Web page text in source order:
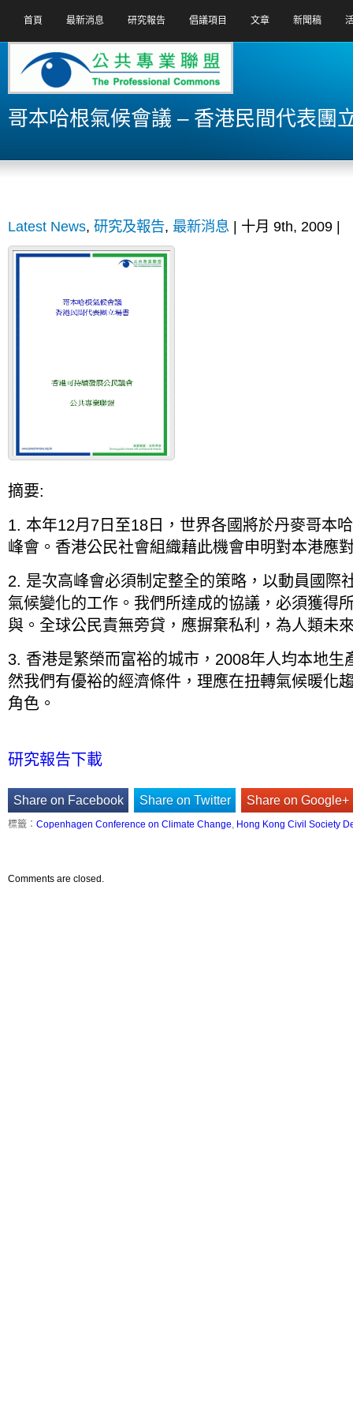
首頁 最新消息 研究報告 倡議項目 文章 新聞稿
哥本哈根氣候會議 – 香港民間代表團
Latest News, 研究及報告, 最新消息 | 十月 9th, 2009 |
摘要:
1. 本年12月7日至18日，世界各國將於丹麥哥本
峰會。香港公民社會組織藉此機會申明對本港應
2. 是次高峰會必須制定整全的策略，以動員國際
氣候變化的工作。我們所達成的協議，必須獲得
與。全球公民責無旁貸，應摒棄私利，為人類未
3. 香港是繁榮而富裕的城市，2008年人均本地生
然我們有優裕的經濟條件，理應在扭轉氣候暖化
角色。
研究報告下載
Share on Facebook Share on Twitter Share on Google+
標籤： Copenhagen Conference on Climate Change, Hong Kong Civil Society
Comments are closed.